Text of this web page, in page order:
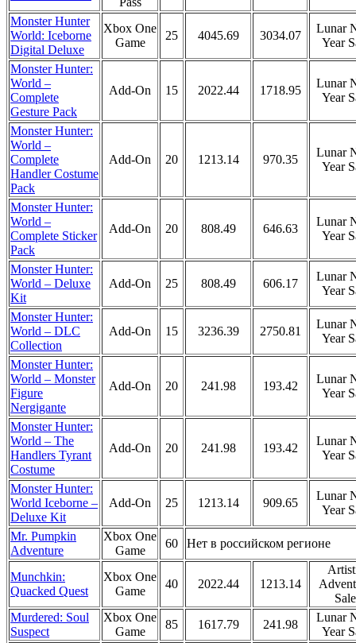
Monster Hunter
World: Iceborne
Digital Deluxe
Xbox One
Game
25 4045.69 3034.07
Lunar
Year
Monster Hunter:
World –
Complete
Gesture Pack
Add-On 15 2022.44 1718.95
Lunar
Year
Monster Hunter:
World –
Complete
Handler Costume
Pack
Add-On 20 1213.14 970.35
Lunar
Year
Monster Hunter:
World –
Complete Sticker
Pack
Add-On 20 808.49 646.63
Lunar
Year
Monster Hunter:
World – Deluxe
Kit
Add-On 25 808.49 606.17
Lunar
Year
Monster Hunter:
World – DLC
Collection
Add-On 15 3236.39 2750.81
Lunar
Year
Monster Hunter:
World – Monster
Figure
Nergigante
Add-On 20 241.98 193.42
Lunar
Year
Monster Hunter:
World – The
Handlers Tyrant
Costume
Add-On 20 241.98 193.42
Lunar
Year
Monster Hunter:
World Iceborne –
Deluxe Kit
Add-On 25 1213.14 909.65
Lunar
Year
Mr. Pumpkin
Adventure
Xbox One
Game
60 Нет в российском регионе
Munchkin:
Quacked Quest
Xbox One
Game
40 2022.44 1213.14
Sale
Murdered: Soul
Suspect
Xbox One
Game
85 1617.79 241.98
Lunar
Year